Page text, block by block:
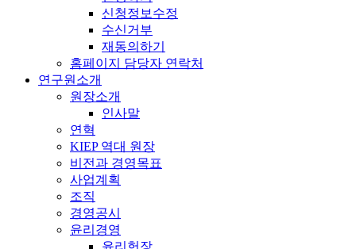
신청정보수정
수신거부
재동의하기
홈페이지 담당자 연락처
연구원소개
원장소개
인사말
연혁
KIEP 역대 원장
비전과 경영목표
사업계획
조직
경영공시
윤리경영
윤리헌장